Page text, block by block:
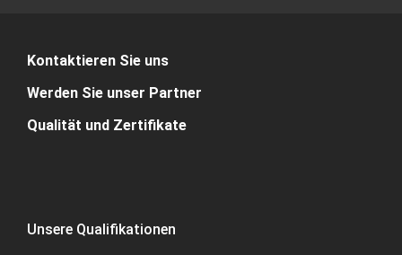
Kontaktieren Sie uns
Werden Sie unser Partner
Qualität und Zertifikate
Unsere Qualifikationen